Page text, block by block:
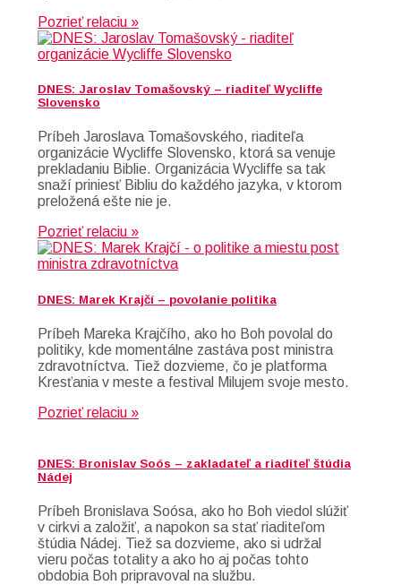
Pozrieť relaciu »
DNES: Jaroslav Tomašovský – riaditeľ Wycliffe
Slovensko
Príbeh Jaroslava Tomašovského, riaditeľa
organizácie Wycliffe Slovensko, ktorá sa venuje
prekladaniu Biblie. Organizácia Wycliffe sa tak
snaží priniesť Bibliu do každého jazyka, v ktorom
preložená ešte nie je.
Pozrieť relaciu »
DNES: Marek Krajčí – povolanie politika
Príbeh Mareka Krajčího, ako ho Boh povolal do
politiky, kde momentálne zastáva post ministra
zdravotníctva. Tiež dozvieme, čo je platforma
Kresťania v meste a festival Milujem svoje mesto.
Pozrieť relaciu »
DNES: Bronislav Soós – zakladateľ a riaditeľ štúdia
Nádej
Príbeh Bronislava Soósa, ako ho Boh viedol slúžiť
v cirkvi a založiť, a napokon sa stať riaditeľom
štúdia Nádej. Tiež sa dozvieme, ako si udržal
vieru počas totality a ako ho aj počas tohto
obdobia Boh pripravoval na službu.